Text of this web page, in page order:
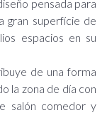
pensada para
gran superfície de
espacios en su
de una forma
la zona de día con
salón comedor y